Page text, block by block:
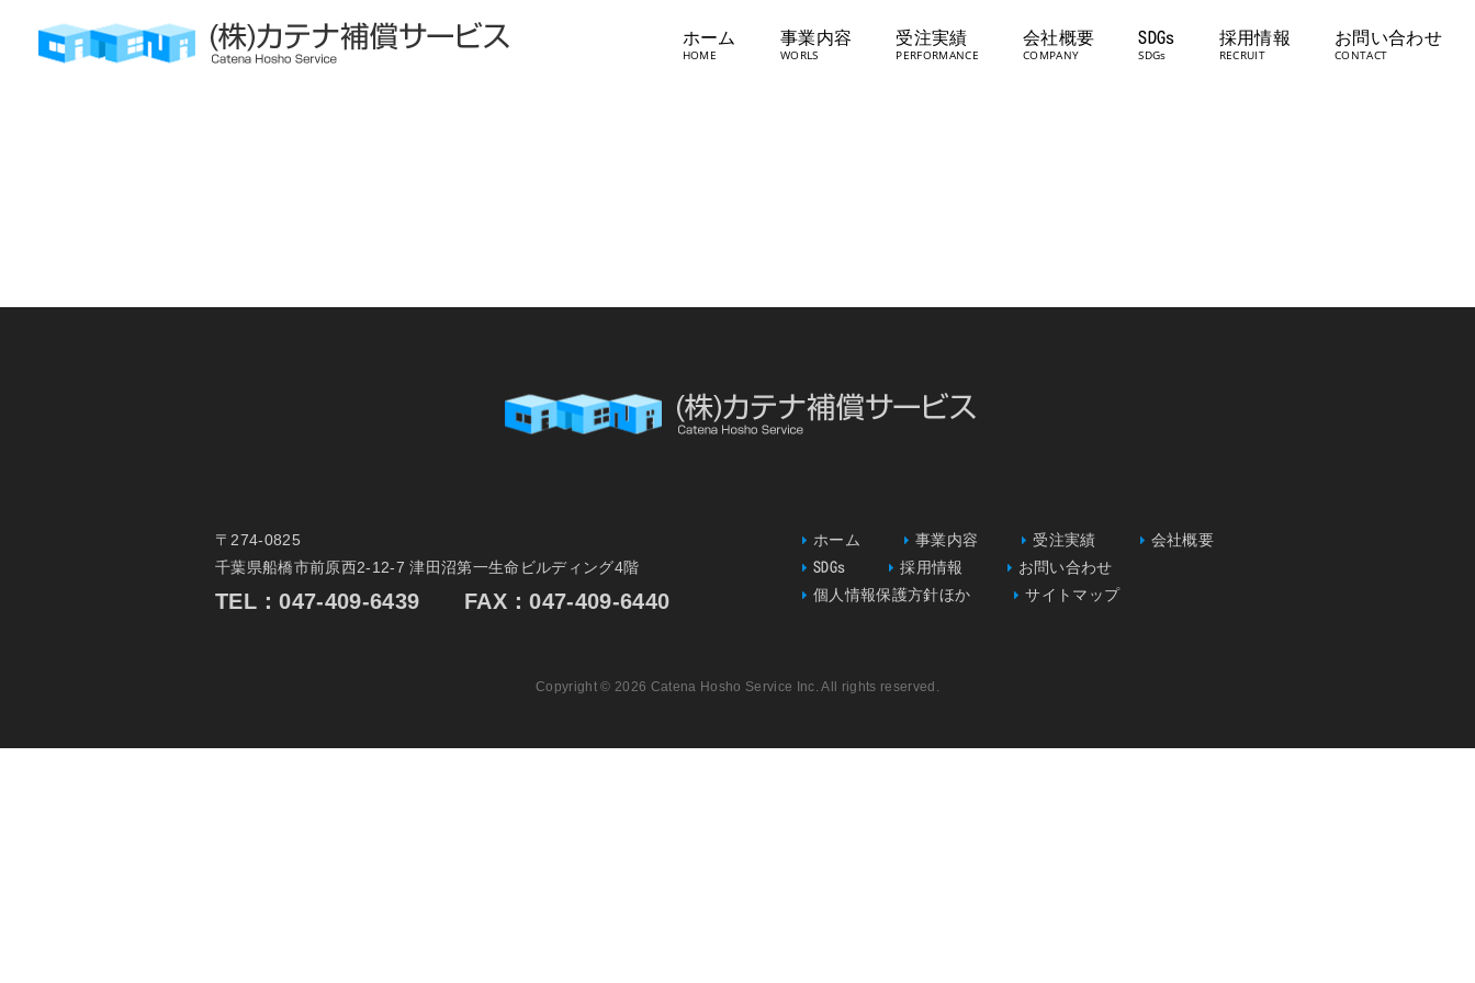
ホーム 事業内容 受注実績 会社概要 SDGs 採用情報 お問い合わせ
〒274-0825
千葉県船橋市前原西2-12-7 津田沼第一生命ビルディング4階
TEL：047-409-6439 FAX：047-409-6440
ホーム 事業内容 受注実績
会社概要
SDGs
採用情報
お問い合わせ
個人情報保護方針ほか
サイトマップ
Copyright © 2026 Catena Hosho Service Inc. All rights reserved.